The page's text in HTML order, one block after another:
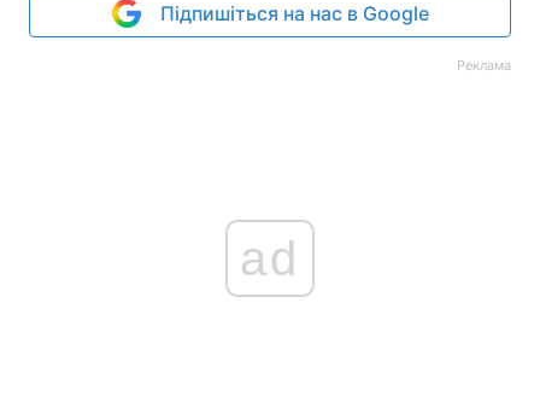
Підпишіться на нас в Google
Реклама
ad